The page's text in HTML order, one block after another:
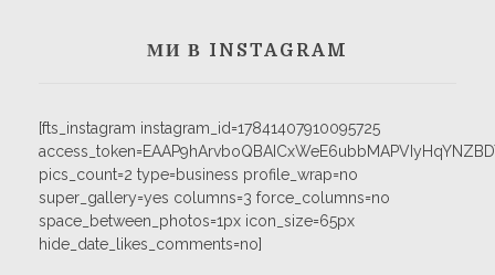
МИ В INSTAGRAM
[fts_instagram instagram_id=17841407910095725
pics_count=2 type=business profile_wrap=no
super_gallery=yes columns=3 force_columns=no
space_between_photos=1px icon_size=65px
hide_date_likes_comments=no]